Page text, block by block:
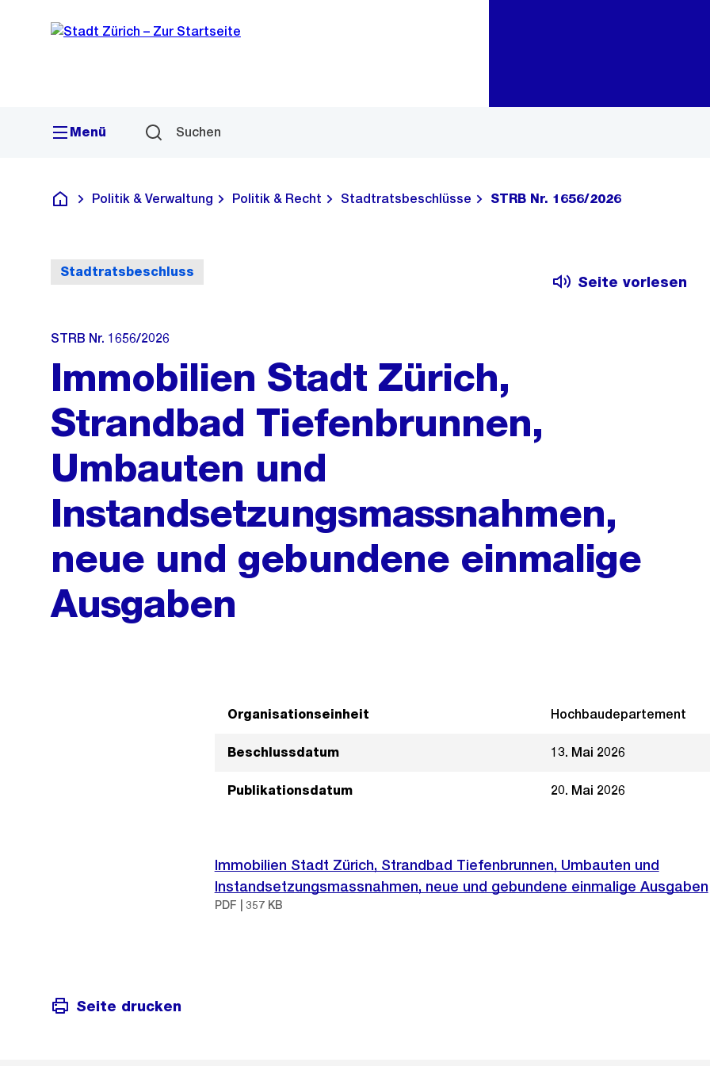
Navigation
Sprunglink
Menü Suchen
Deutsch
Politik & Verwaltung Politik & Recht Stadtratsbeschlüsse STRB Nr. 1656/2026
Stadtratsbeschluss
Seite vorlesen
STRB Nr. 1656/2026
Immobilien Stadt Zürich,
Strandbad Tiefenbrunnen,
Umbauten und
Instandsetzungsmassnahmen,
neue und gebundene einmalige
Ausgaben
Organisationseinheit Hochbaudepartement
Beschlussdatum 13. Mai 2026
Publikationsdatum 20. Mai 2026
Immobilien Stadt Zürich, Strandbad Tiefenbrunnen, Umbauten und
Instandsetzungsmassnahmen, neue und gebundene einmalige Ausgaben
PDF | 357 KB
Seite drucken